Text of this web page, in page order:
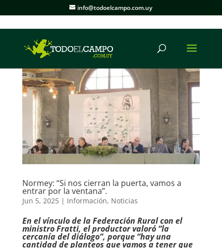
info@todoelcampo.com.uy
Normey: “Si nos cierran la puerta, vamos a
entrar por la ventana”.
Jun 5, 2025| Información, Noticias
En el vínculo de la Federación Rural con el
ministro Fratti, el productor valoró “la
cercanía del diálogo”, porque “hay una
cantidad de planteos que vamos a tener que